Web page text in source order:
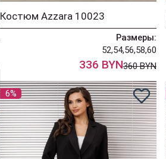
Костюм Azzara 10023
Размеры:
52,54,56,58,60
336 BYN360 BYN
6%